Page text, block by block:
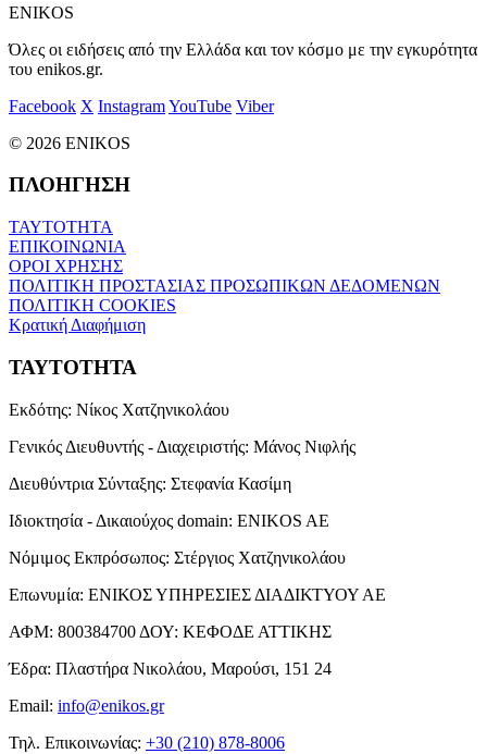
ENIKOS
Όλες οι ειδήσεις από την Ελλάδα και τον κόσμο με την εγκυρότητα
του enikos.gr.
Facebook X InstagramYouTube Viber
© 2026 ENIKOS
ΠΛΟΗΓΗΣΗ
ΤΑΥΤΟΤΗΤΑ
ΕΠΙΚΟΙΝΩΝΙΑ
ΟΡΟΙ ΧΡΗΣΗΣ
ΠΟΛΙΤΙΚΗ ΠΡΟΣΤΑΣΙΑΣ ΠΡΟΣΩΠΙΚΩΝ ΔΕΔΟΜΕΝΩΝ
ΠΟΛΙΤΙΚΗ COOKIES
Κρατική Διαφήμιση
ΤΑΥΤΟΤΗΤΑ
Εκδότης: Νίκος Χατζηνικολάου
Γενικός Διευθυντής - Διαχειριστής: Μάνος Νιφλής
Διευθύντρια Σύνταξης: Στεφανία Κασίμη
Ιδιοκτησία - Δικαιούχος domain: ENIKOS AE
Νόμιμος Εκπρόσωπος: Στέργιος Χατζηνικολάου
Επωνυμία: ΕΝΙΚΟΣ ΥΠΗΡΕΣΙΕΣ ΔΙΑΔΙΚΤΥΟΥ ΑΕ
ΑΦΜ: 800384700 ΔΟΥ: ΚΕΦΟΔΕ ΑΤΤΙΚΗΣ
Έδρα: Πλαστήρα Νικολάου, Μαρούσι, 151 24
Email: info@enikos.gr
Τηλ. Επικοινωνίας: +30 (210) 878-8006